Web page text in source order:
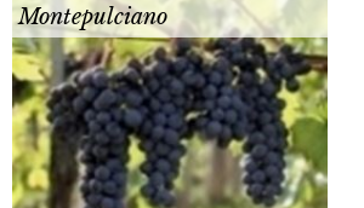
Montepulciano